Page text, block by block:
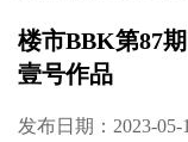
楼市BBK第87
壹号作品
发布日期：2023-05-